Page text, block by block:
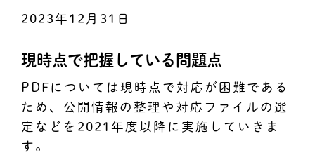
2023年12月31日
現時点で把握している問題点
PDFについては現時点で対応が困難である
ため、公開情報の整理や対応ファイルの選
定などを2021年度以降に実施していきま
す。